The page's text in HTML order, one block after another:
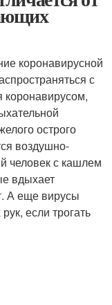
коронавирусной
с
коронавирусом,
острого
воздушно-
человек с кашлем
вдыхает
А еще вирусы
если трогать